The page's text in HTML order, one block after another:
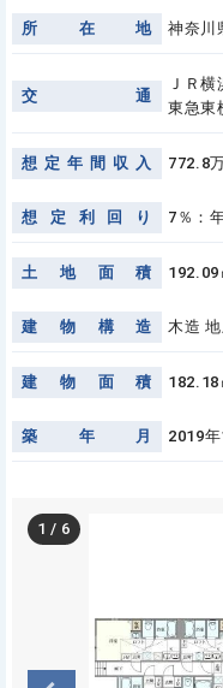
所 在 地 神奈川
交 通
ＪＲ
東急東
想 定 年 間 収 入 772.8
想 定 利 回 り 7％：
土 地 面 積 192.09
建 物 構 造 木造
建 物 面 積 182.18
築 年 月 2019年
1 / 6